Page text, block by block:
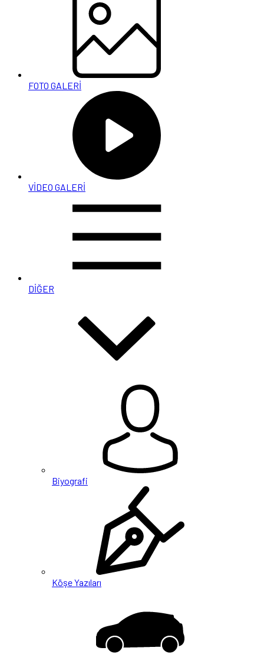
FOTO GALERİ
VİDEO GALERİ
DİĞER
Biyografi
Köşe Yazıları